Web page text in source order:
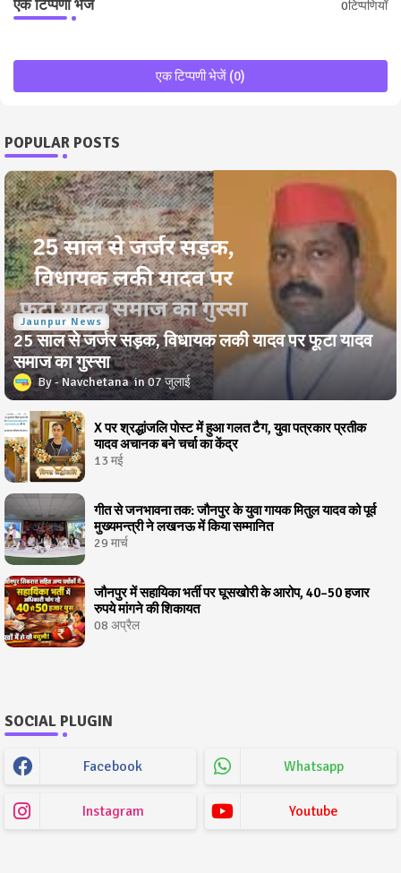
एक टिप्पणी भेजें 0टिप्पणियाँ
एक टिप्पणी भेजें (0)
POPULAR POSTS
Jaunpur News
25 साल से जर्जर सड़क, विधायक लकी यादव पर फूटा यादव
समाज का गुस्सा
Navchetana 07 जुलाई
X पर श्रद्धांजलि पोस्ट में हुआ गलत टैग, युवा पत्रकार प्रतीक
यादव अचानक बने चर्चा का केंद्र
13 मई
गीत से जनभावना तक: जौनपुर के युवा गायक मितुल यादव को पूर्व
मुख्यमन्त्री ने लखनऊ में किया सम्मानित
29 मार्च
जौनपुर में सहायिका भर्ती पर घूसखोरी के आरोप, 40–50 हजार
रुपये मांगने की शिकायत
08 अप्रैल
SOCIAL PLUGIN
Facebook Whatsapp
Instagram Youtube